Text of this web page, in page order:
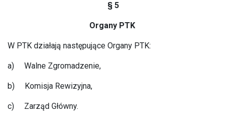
§ 5
Organy PTK
W PTK działają następujące Organy PTK:
a) Walne Zgromadzenie,
b) Komisja Rewizyjna,
c) Zarząd Główny.